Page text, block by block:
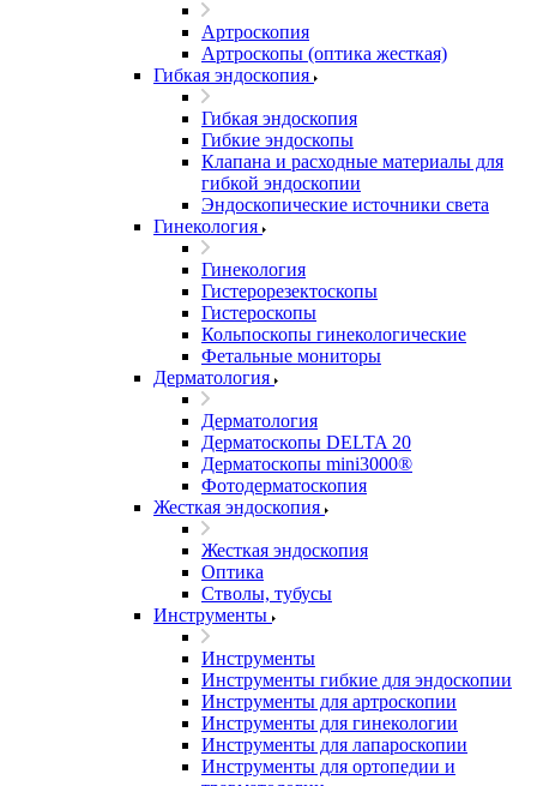
Артроскопия
Артроскопы (оптика жесткая)
Гибкая эндоскопия
Гибкая эндоскопия
Гибкие эндоскопы
Клапана и расходные материалы для
гибкой эндоскопии
Эндоскопические источники света
Гинекология
Гинекология
Гистерорезектоскопы
Гистероскопы
Кольпоскопы гинекологические
Фетальные мониторы
Дерматология
Дерматология
Дерматоскопы DELTA 20
Дерматоскопы mini3000®
Фотодерматоскопия
Жесткая эндоскопия
Жесткая эндоскопия
Оптика
Стволы, тубусы
Инструменты
Инструменты
Инструменты гибкие для эндоскопии
Инструменты для артроскопии
Инструменты для гинекологии
Инструменты для лапароскопии
Инструменты для ортопедии и